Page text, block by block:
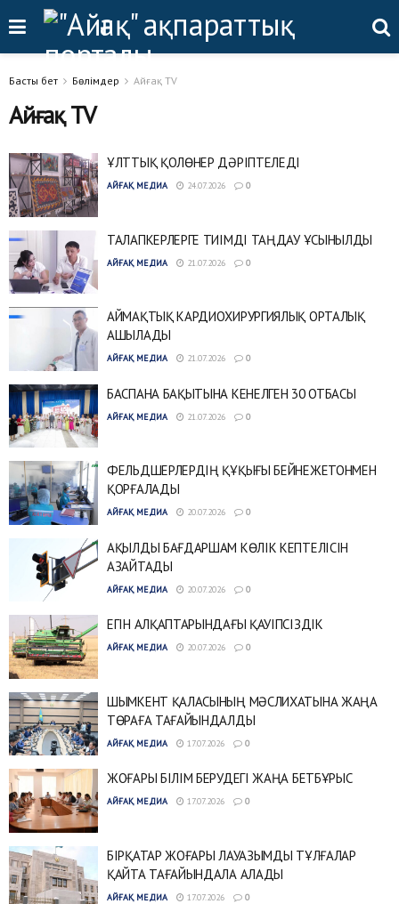
Басты бет Бөлімдер Айғақ TV
Айғақ TV
ҰЛТТЫҚ ҚОЛӨНЕР ДӘРІПТЕЛЕДІ
АЙҒАҚ МЕДИА 24.07.2026 0
ТАЛАПКЕРЛЕРГЕ ТИІМДІ ТАҢДАУ ҰСЫНЫЛДЫ
АЙҒАҚ МЕДИА 21.07.2026 0
АЙМАҚТЫҚ КАРДИОХИРУРГИЯЛЫҚ ОРТАЛЫҚ
АШЫЛАДЫ
АЙҒАҚ МЕДИА 21.07.2026 0
БАСПАНА БАҚЫТЫНА КЕНЕЛГЕН 30 ОТБАСЫ
АЙҒАҚ МЕДИА 21.07.2026 0
ФЕЛЬДШЕРЛЕРДІҢ ҚҰҚЫҒЫ БЕЙНЕЖЕТОНМЕН
ҚОРҒАЛАДЫ
АЙҒАҚ МЕДИА 20.07.2026 0
АҚЫЛДЫ БАҒДАРШАМ КӨЛІК КЕПТЕЛІСІН
АЗАЙТАДЫ
АЙҒАҚ МЕДИА 20.07.2026 0
ЕГІН АЛҚАПТАРЫНДАҒЫ ҚАУІПСІЗДІК
АЙҒАҚ МЕДИА 20.07.2026 0
ШЫМКЕНТ ҚАЛАСЫНЫҢ МӘСЛИХАТЫНА ЖАҢА
ТӨРАҒА ТАҒАЙЫНДАЛДЫ
АЙҒАҚ МЕДИА 17.07.2026 0
ЖОҒАРЫ БІЛІМ БЕРУДЕГІ ЖАҢА БЕТБҰРЫС
АЙҒАҚ МЕДИА 17.07.2026 0
БІРҚАТАР ЖОҒАРЫ ЛАУАЗЫМДЫ ТҰЛҒАЛАР
ҚАЙТА ТАҒАЙЫНДАЛА АЛАДЫ
АЙҒАҚ МЕДИА 17.07.2026 0